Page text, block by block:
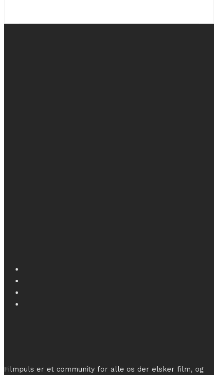
Filmpuls er et community for alle os der elsker film, og